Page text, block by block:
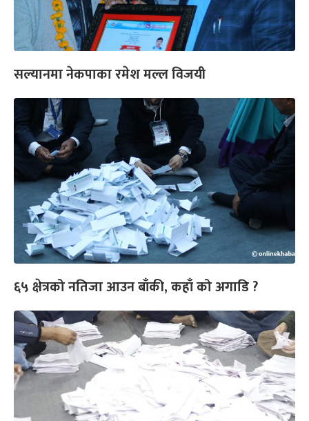
सल्यानमा नेकपाका रमेश मल्ल विजयी
६५ क्षेत्रको नतिजा आउन बाँकी, कहाँ को अगाडि ?